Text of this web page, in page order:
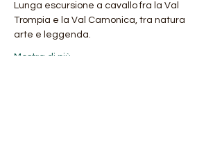
Lunga escursione a cavallo fra la Val
Trompia e la Val Camonica, tra natura
arte e leggenda.
Mostra di più